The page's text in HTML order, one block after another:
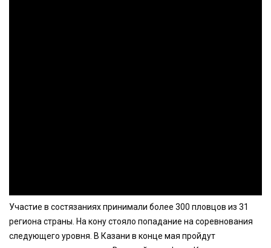
Участие в состязаниях принимали более 300 пловцов из 31
региона страны. На кону стояло попадание на соревнования
следующего уровня. В Казани в конце мая пройдут